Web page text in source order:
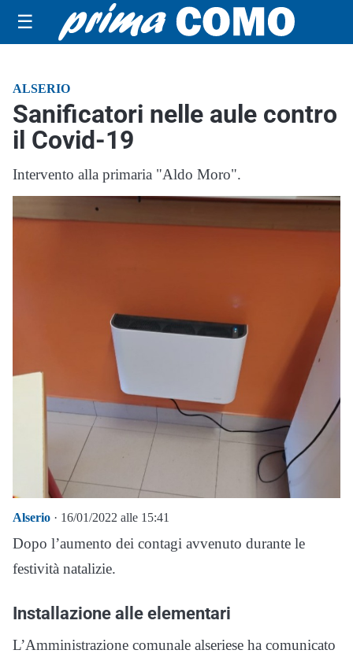
☰
ALSERIO
Sanificatori nelle aule contro
il Covid-19
Intervento alla primaria "Aldo Moro".
Alserio · 16/01/2022 alle 15:41
Dopo l’aumento dei contagi avvenuto durante le
festività natalizie.
Installazione alle elementari
L’Amministrazione comunale alseriese ha comunicato